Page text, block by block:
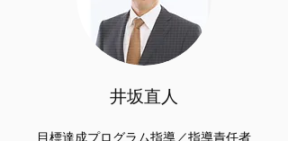
​井坂直人
目標達成プログラム指導／指導責任者